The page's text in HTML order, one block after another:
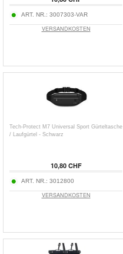
ART. NR.: 3007303-VAR
VERSANDKOSTEN
Tech-Protect M7 Universal Sport Gürteltasche
/ Laufgürtel - Schwarz
10,80 CHF
ART. NR.: 3012800
VERSANDKOSTEN